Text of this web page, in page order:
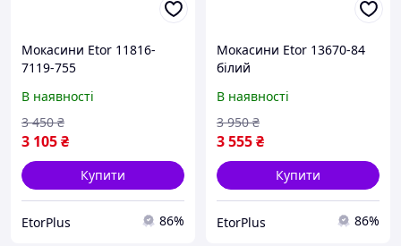
Мокасини Etor 11816-
7119-755
В наявності
3 105₴
3 450 ₴
Купити
EtorPlus 86%
Мокасини Etor 13670-84
білий
В наявності
3 555₴
3 950 ₴
Купити
EtorPlus 86%